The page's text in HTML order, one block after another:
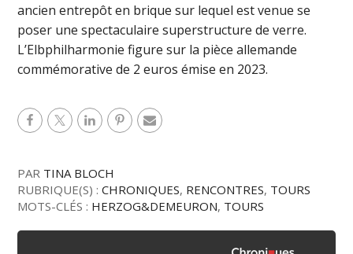
ancien entrepôt en brique sur lequel est venue se
poser une spectaculaire superstructure de verre.
L’Elbphilharmonie figure sur la pièce allemande
commémorative de 2 euros émise en 2023.
PAR TINA BLOCH
RUBRIQUE(S) :CHRONIQUES, RENCONTRES, TOURS
MOTS-CLÉS : HERZOG&DEMEURON, TOURS